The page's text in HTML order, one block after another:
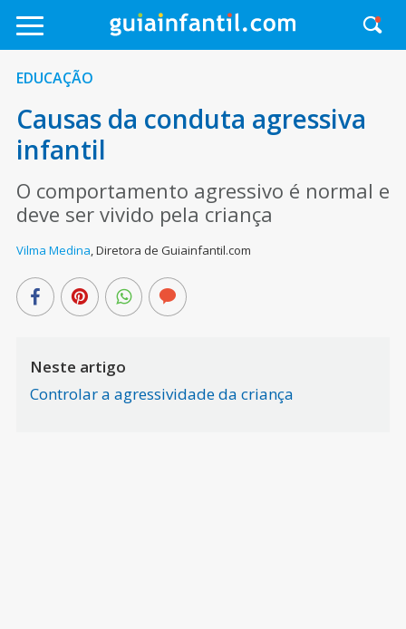
EDUCAÇÃO
Causas da conduta agressiva
infantil
O comportamento agressivo é normal e
deve ser vivido pela criança
Vilma Medina,Diretora de Guiainfantil.com
Neste artigo
Controlar a agressividade da criança